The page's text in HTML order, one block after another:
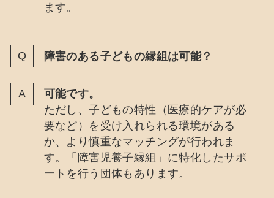
ます。
障害のある子どもの縁組は可能？
可能です。
ただし、子どもの特性（医療的ケアが必
要など）を受け入れられる環境がある
か、より慎重なマッチングが行われま
す。「障害児養子縁組」に特化したサポ
ートを行う団体もあります。